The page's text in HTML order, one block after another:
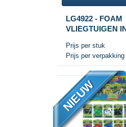
LG4922 - FOAM
VLIEGTUIGEN
Prijs per stuk
Prijs per verpakking
NIEUW